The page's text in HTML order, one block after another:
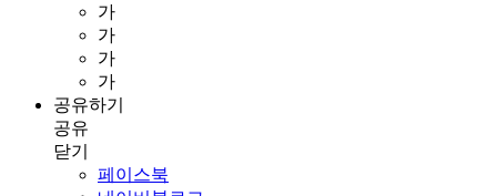
가
가
가
가
공유하기
공유
닫기
페이스북